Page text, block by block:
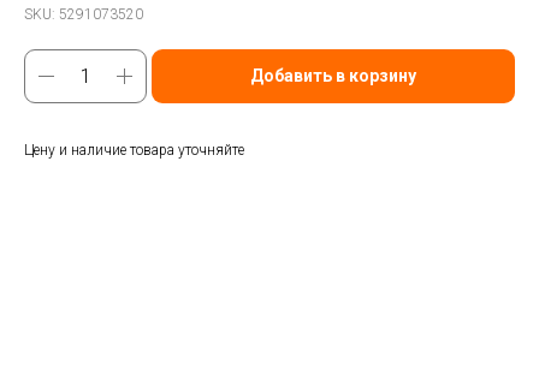
SKU: 5291073520
Добавить в корзину
Цену и наличие товара уточняйте